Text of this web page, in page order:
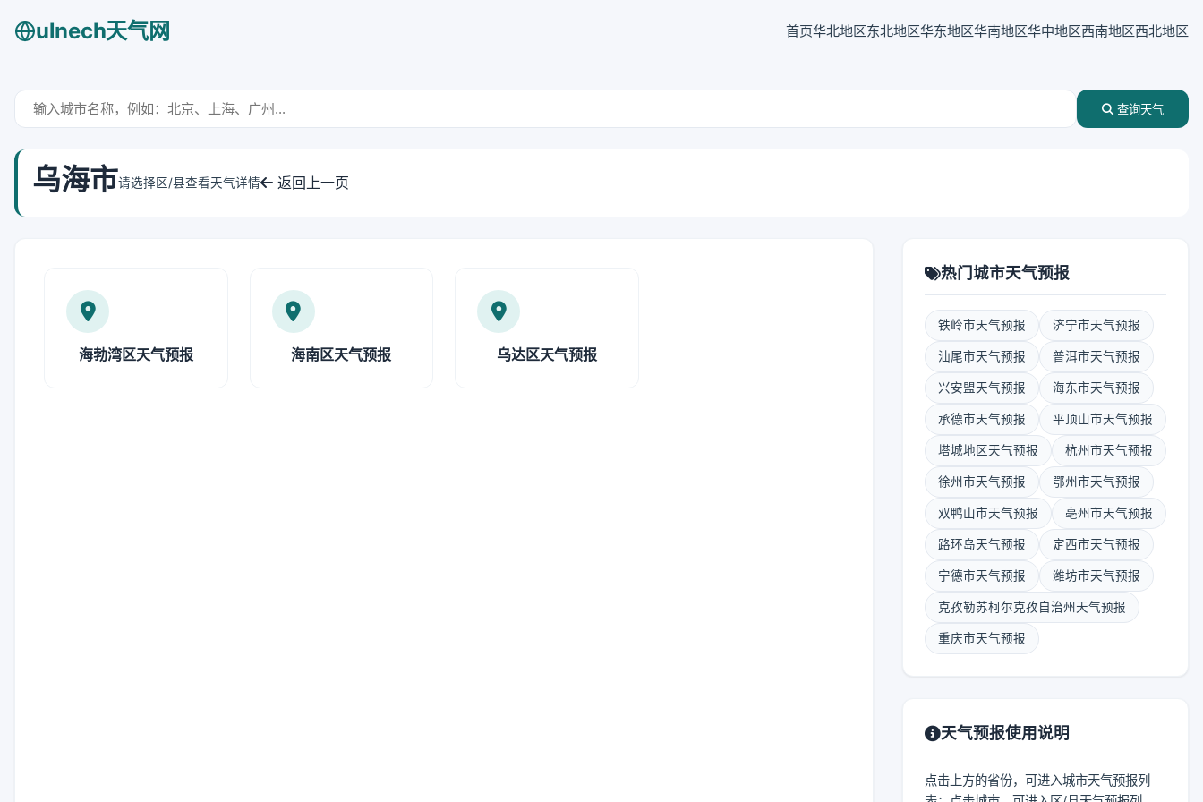
ulnech天气网 首页华北地区东北地区华东地区华南地区华中地区西南地区西北地区
查询天气
乌海市请选择区/县查看天气详情 返回上一页
海勃湾区天气预报 海南区天气预报 乌达区天气预报
热门城市天气预报
铁岭市天气预报 济宁市天气预报
汕尾市天气预报 普洱市天气预报
兴安盟天气预报 海东市天气预报
承德市天气预报 平顶山市天气预报
塔城地区天气预报 杭州市天气预报
徐州市天气预报 鄂州市天气预报
双鸭山市天气预报 亳州市天气预报
路环岛天气预报 定西市天气预报
宁德市天气预报 潍坊市天气预报
克孜勒苏柯尔克孜自治州天气预报
重庆市天气预报
天气预报使用说明
点击上方的省份，可进入城市天气预报列